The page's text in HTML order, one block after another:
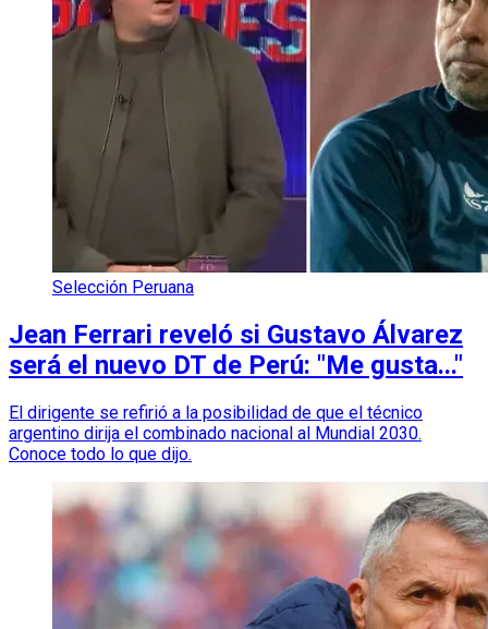
Selección Peruana
Jean Ferrari reveló si Gustavo Álvarez
será el nuevo DT de Perú: "Me gusta..."
El dirigente se refirió a la posibilidad de que el técnico
argentino dirija el combinado nacional al Mundial 2030.
Conoce todo lo que dijo.